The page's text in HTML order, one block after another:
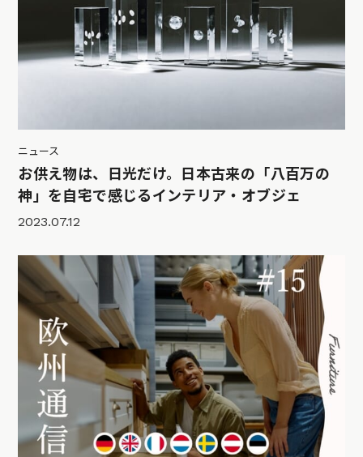
ニュース
お供え物は、日光だけ。日本古来の「八百万の
神」を自宅で感じるインテリア・オブジェ
2023.07.12